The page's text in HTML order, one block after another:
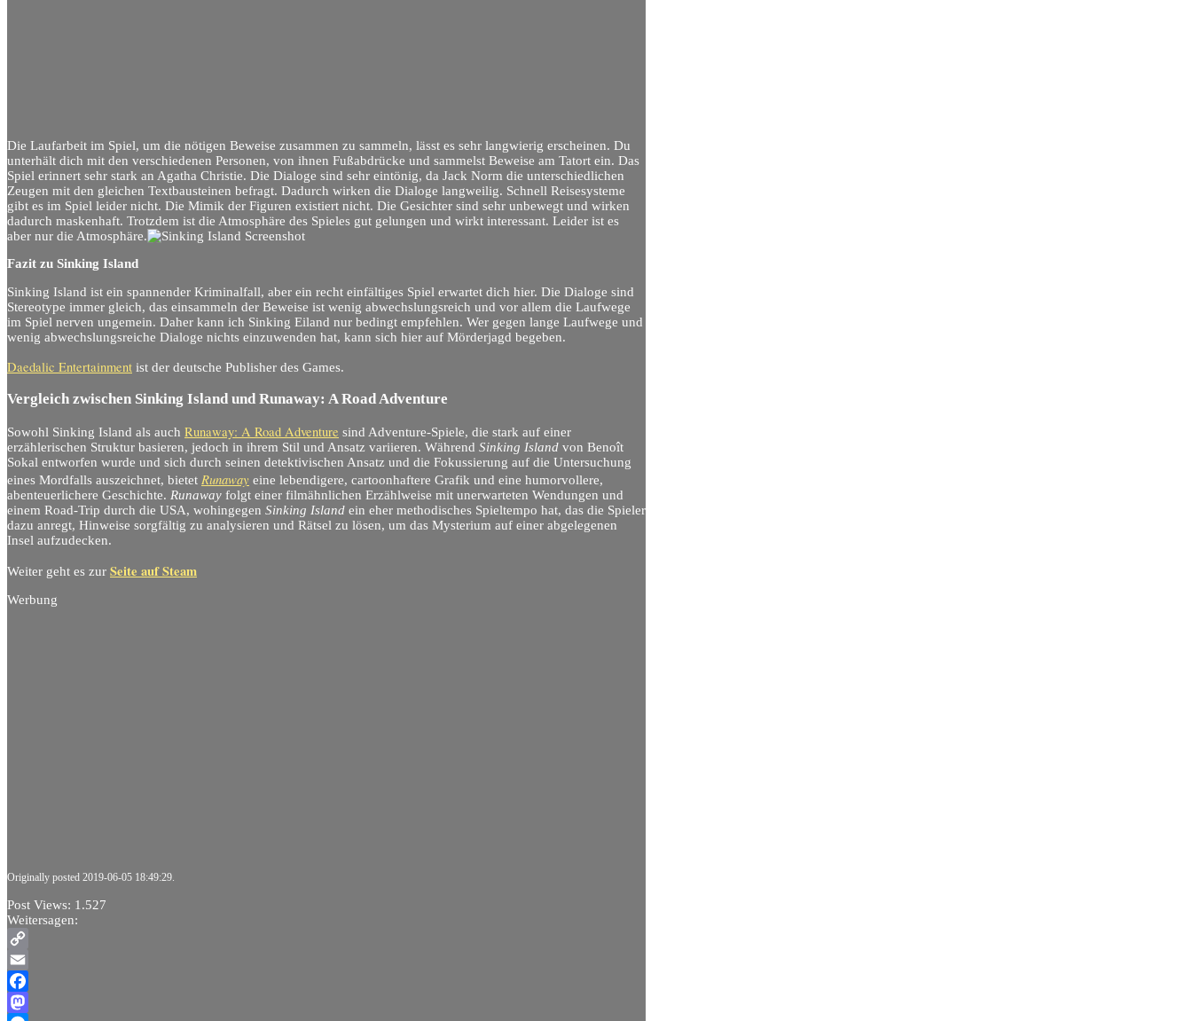
Die Laufarbeit im Spiel, um die nötigen Beweise zusammen zu sammeln, lässt es sehr langwierig erscheinen. Du
unterhält dich mit den verschiedenen Personen, von ihnen Fußabdrücke und sammelst Beweise am Tatort ein. Das
Spiel erinnert sehr stark an Agatha Christie. Die Dialoge sind sehr eintönig, da Jack Norm die unterschiedlichen
Zeugen mit den gleichen Textbausteinen befragt. Dadurch wirken die Dialoge langweilig. Schnell Reisesysteme
gibt es im Spiel leider nicht. Die Mimik der Figuren existiert nicht. Die Gesichter sind sehr unbewegt und wirken
dadurch maskenhaft. Trotzdem ist die Atmosphäre des Spieles gut gelungen und wirkt interessant. Leider ist es
aber nur die Atmosphäre.
Fazit zu Sinking Island
Sinking Island ist ein spannender Kriminalfall, aber ein recht einfältiges Spiel erwartet dich hier. Die Dialoge sind
Stereotype immer gleich, das einsammeln der Beweise ist wenig abwechslungsreich und vor allem die Laufwege
im Spiel nerven ungemein. Daher kann ich Sinking Eiland nur bedingt empfehlen. Wer gegen lange Laufwege und
wenig abwechslungsreiche Dialoge nichts einzuwenden hat, kann sich hier auf Mörderjagd begeben.
Daedalic Entertainment ist der deutsche Publisher des Games.
Vergleich zwischen Sinking Island und Runaway: A Road Adventure
Sowohl Sinking Island als auch Runaway: A Road Adventure sind Adventure-Spiele, die stark auf einer
erzählerischen Struktur basieren, jedoch in ihrem Stil und Ansatz variieren. Während Sinking Island von Benoît
Sokal entworfen wurde und sich durch seinen detektivischen Ansatz und die Fokussierung auf die Untersuchung
eines Mordfalls auszeichnet, bietet Runaway eine lebendigere, cartoonhaftere Grafik und eine humorvollere,
abenteuerlichere Geschichte. Runaway folgt einer filmähnlichen Erzählweise mit unerwarteten Wendungen und
einem Road-Trip durch die USA, wohingegen Sinking Island ein eher methodisches Spieltempo hat, das die Spieler
dazu anregt, Hinweise sorgfältig zu analysieren und Rätsel zu lösen, um das Mysterium auf einer abgelegenen
Insel aufzudecken.
Weiter geht es zur Seite auf Steam
Werbung
Originally posted 2019-06-05 18:49:29.
Post Views: 1.527
Weitersagen:
Copy
Link
Email
Facebook